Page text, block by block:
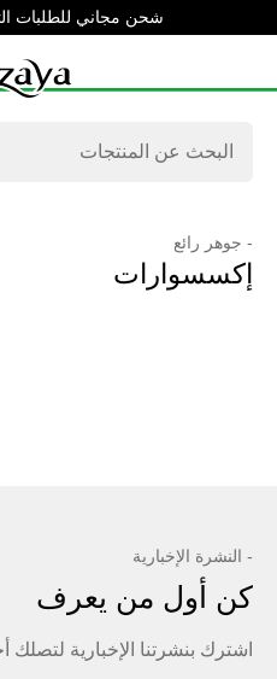
شحن مجاني للطلبات التي
- جوهر رائع
إكسسوارات
- النشرة الإخبارية
كن أول من يعرف
اشترك بنشرتنا الإخبارية